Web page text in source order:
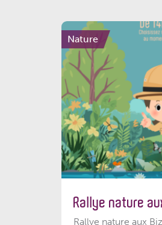
Nature
Rallye nature
Rallye nature aux